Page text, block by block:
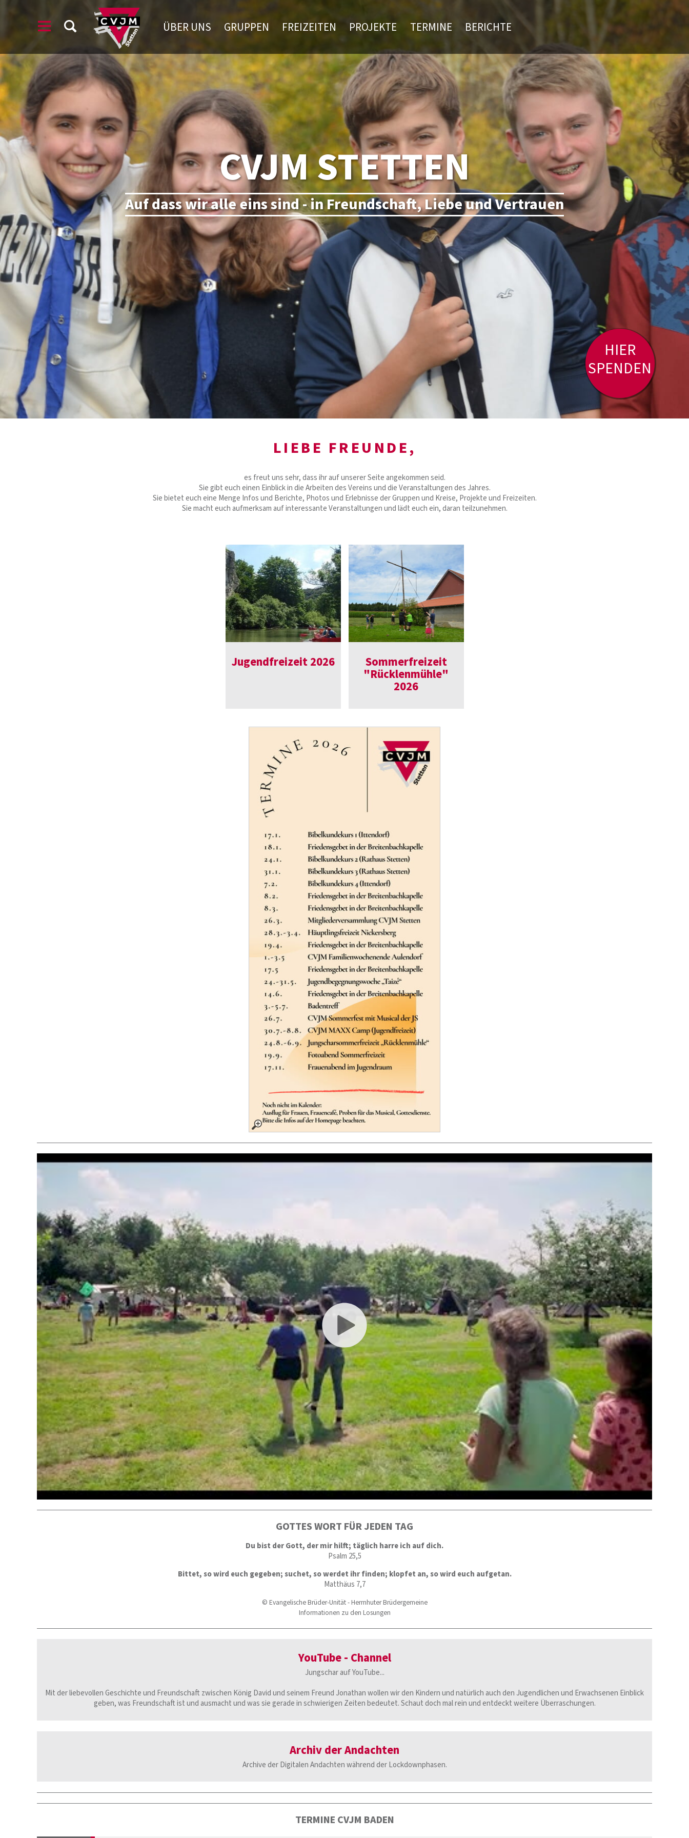
ÜBER UNS GRUPPEN FREIZEITEN PROJEKTE TERMINE BERICHTE
CVJM STETTEN
Auf dass wir alle eins sind - in Freundschaft, Liebe und Vertrauen
HIER
SPENDEN
LIEBE FREUNDE,
es freut uns sehr, dass ihr auf unserer Seite angekommen seid.
Sie gibt euch einen Einblick in die Arbeiten des Vereins und die Veranstaltungen des Jahres.
Sie bietet euch eine Menge Infos und Berichte, Photos und Erlebnisse der Gruppen und Kreise, Projekte und Freizeiten.
Sie macht euch aufmerksam auf interessante Veranstaltungen und lädt euch ein, daran teilzunehmen.
Jugendfreizeit 2026 Sommerfreizeit
"Rücklenmühle"
2026
GOTTES WORT FÜR JEDEN TAG
Du bist der Gott, der mir hilft; täglich harre ich auf dich.
Psalm 25,5
Bittet, so wird euch gegeben; suchet, so werdet ihr finden; klopfet an, so wird euch aufgetan.
Matthäus 7,7
© Evangelische Brüder-Unität - Herrnhuter Brüdergemeine
Informationen zu den Losungen
YouTube - Channel
Jungschar auf YouTube...
Mit der liebevollen Geschichte und Freundschaft zwischen König David und seinem Freund Jonathan wollen wir den Kindern und natürlich auch den Jugendlichen und Erwachsenen Einblick
geben, was Freundschaft ist und ausmacht und was sie gerade in schwierigen Zeiten bedeutet. Schaut doch mal rein und entdeckt weitere Überraschungen.
Archiv der Andachten
Archive der Digitalen Andachten während der Lockdownphasen.
TERMINE CVJM BADEN